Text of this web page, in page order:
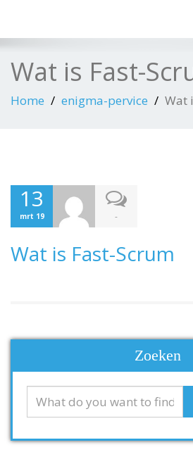
Wat is Fast-
Home enigma-pervice Wat
13
mrt 19 -
Wat is Fast-Scrum
Zoeken